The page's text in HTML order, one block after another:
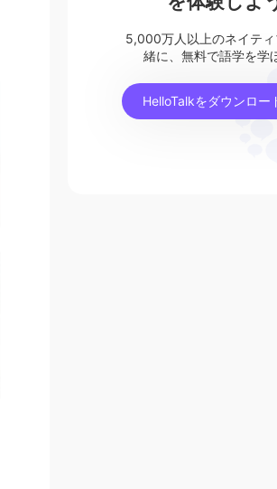
5,000万人以上のネイテ
緒に、無料で語学を学
HelloTalkをダウンロー